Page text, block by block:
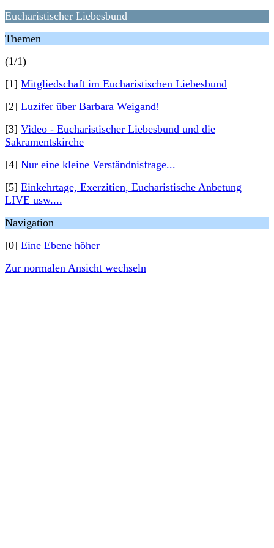
Eucharistischer Liebesbund
Themen
(1/1)
[1] Mitgliedschaft im Eucharistischen Liebesbund
[2] Luzifer über Barbara Weigand!
[3] Video - Eucharistischer Liebesbund und die
Sakramentskirche
[4] Nur eine kleine Verständnisfrage...
[5] Einkehrtage, Exerzitien, Eucharistische Anbetung
LIVE usw....
Navigation
[0] Eine Ebene höher
Zur normalen Ansicht wechseln